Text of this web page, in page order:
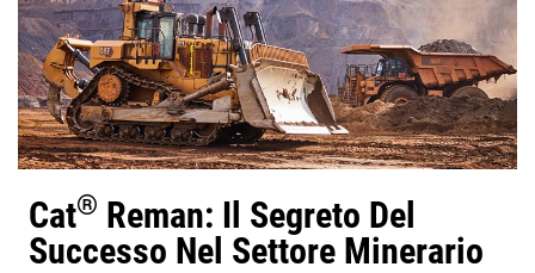
Cat® Reman: Il Segreto Del
Successo Nel Settore Minerario